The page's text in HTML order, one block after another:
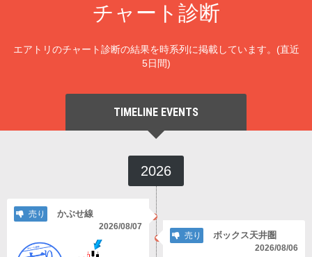
チャート診断
エアトリのチャート診断の結果を時系列に掲載しています。(直近
5日間)
TIMELINE EVENTS
2026
売り かぶせ線
2026/08/07
売り ボックス天井圏
2026/08/06